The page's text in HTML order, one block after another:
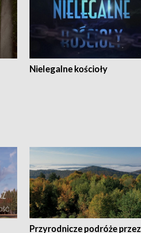
Nielegalne kościoły
Przyrodnicze podróże przez